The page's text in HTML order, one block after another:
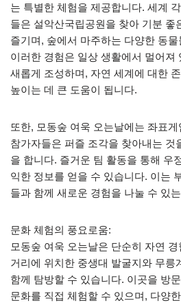
는 특별한 체험을 제공합니다. 세계
들은 설악산국립공원을 찾아 기분 좋
즐기며, 숲에서 마주하는 다양한 동
이러한 경험은 일상 생활에서 멀어져
새롭게 조성하며, 자연 세계에 대한
높이는 데 큰 도움이 됩니다.
또한, 모동숲 여욱 오는날에는 좌표
참가자들은 퍼즐 조각을 찾아내는 것
을 합니다. 즐거운 팀 활동을 통해 우
익한 정보를 얻을 수 있습니다. 이는
들과 함께 새로운 경험을 나눌 수 있
문화 체험의 풍요로움:
모동숲 여욱 오는날은 단순히 자연
거리에 위치한 중생대 발굴지와 무릉
함께 탐방할 수 있습니다. 이곳을 방
문화를 직접 체험할 수 있으며, 다양